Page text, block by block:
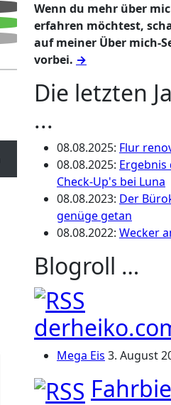
Wenn du mehr über
erfahren möchtest,
auf meiner Über mich-
vorbei. →
Die letzten
...
08.08.2025: Flur
08.08.2025: Ergebnis
Check-Up's bei Luna
08.08.2023: Der
genüge getan
08.08.2022: Wecker
Blogroll …
Mega Eis 3. August